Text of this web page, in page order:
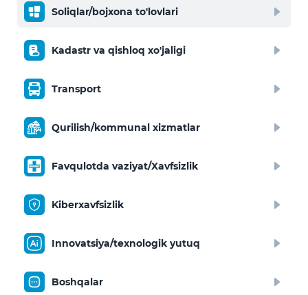
Soliqlar/bojxona to'lovlari
Kadastr va qishloq xo'jaligi
Transport
Qurilish/kommunal xizmatlar
Favqulotda vaziyat/Xavfsizlik
Kiberxavfsizlik
Innovatsiya/texnologik yutuq
Boshqalar